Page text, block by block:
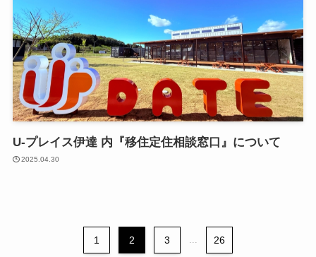
U-プレイス伊達 内『移住定住相談窓口』について
2025.04.30
1 2 3 ... 26